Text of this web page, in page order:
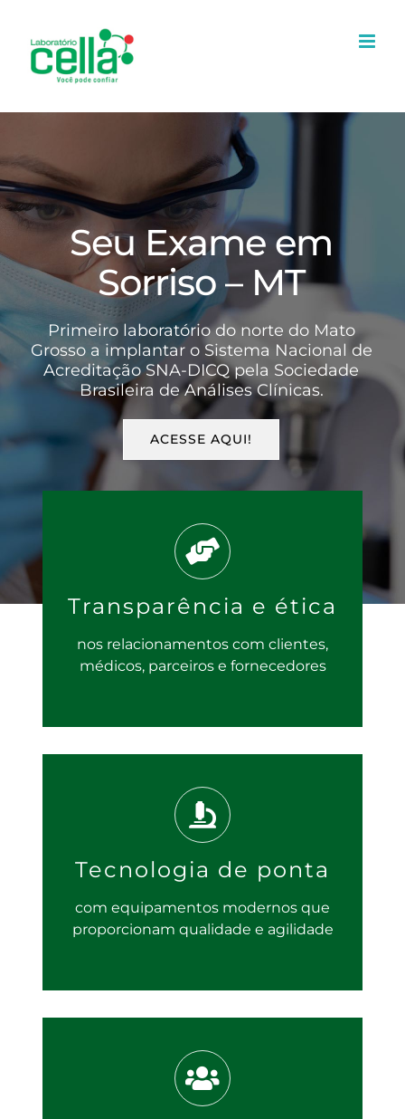
conteúdo
Seu Exame em
Sorriso – MT
Primeiro laboratório do norte do Mato
Grosso a implantar o Sistema Nacional de
Acreditação SNA-DICQ pela Sociedade
Brasileira de Análises Clínicas.
ACESSE AQUI!
Transparência e ética
nos relacionamentos com clientes,
médicos, parceiros e fornecedores
Tecnologia de ponta
com equipamentos modernos que
proporcionam qualidade e agilidade